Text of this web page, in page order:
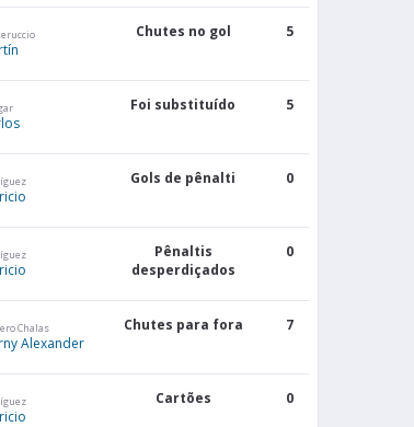
Chutes no gol 5
Foi substituído 5
Gols de pênalti 0
Pênaltis
desperdiçados
0
Chalas
Alexander
Chutes para fora 7
Cartões 0